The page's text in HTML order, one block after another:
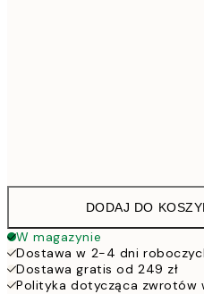
DODAJ DO
W magazynie
Dostawa w 2-4 dni
Dostawa gratis od 249 zł
Polityka dotycząca zwrotów